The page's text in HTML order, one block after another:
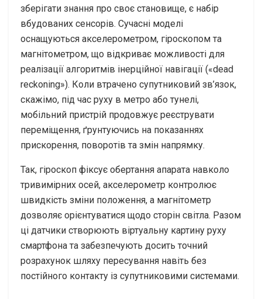
зберігати знання про своє становище, є набір
вбудованих сенсорів. Сучасні моделі
оснащуються акселерометром, гіроскопом та
магнітометром, що відкриває можливості для
реалізації алгоритмів інерційної навігації («dead
reckoning»). Коли втрачено супутниковий зв’язок,
скажімо, під час руху в метро або тунелі,
мобільний пристрій продовжує реєструвати
переміщення, ґрунтуючись на показаннях
прискорення, поворотів та змін напрямку.
Так, гіроскоп фіксує обертання апарата навколо
тривимірних осей, акселерометр контролює
швидкість зміни положення, а магнітометр
дозволяє орієнтуватися щодо сторін світла. Разом
ці датчики створюють віртуальну картину руху
смартфона та забезпечують досить точний
розрахунок шляху пересування навіть без
постійного контакту із супутниковими системами.